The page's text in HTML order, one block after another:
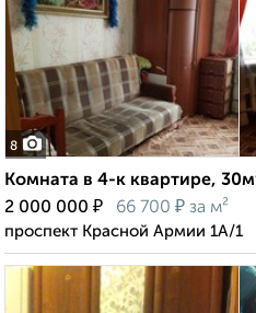
8
Комната в 4-к квартире,
2 000 000 ₽ 66 700 ₽ за м²
проспект Красной Армии 1А/1